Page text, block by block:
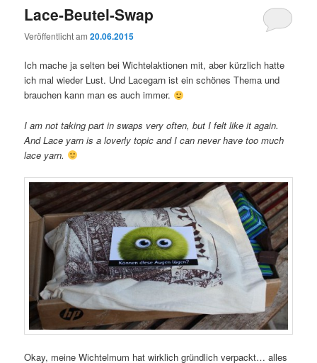
Lace-Beutel-Swap
Veröffentlicht am20.06.2015
Ich mache ja selten bei Wichtelaktionen mit, aber kürzlich hatte
ich mal wieder Lust. Und Lacegarn ist ein schönes Thema und
brauchen kann man es auch immer.
I am not taking part in swaps very often, but I felt like it again.
And Lace yarn is a loverly topic and I can never have too much
lace yarn.
Okay, meine Wichtelmum hat wirklich gründlich verpackt… alles